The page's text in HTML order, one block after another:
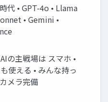
代 • GPT-4o • Llama
• Gemini •
の主戦場は スマホ •
使える • みんな持っ
メラ完備